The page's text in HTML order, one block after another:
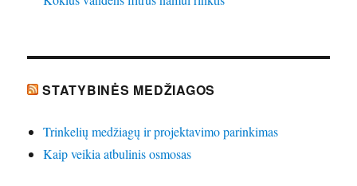
STATYBINĖS MEDŽIAGOS
Trinkelių medžiagų ir projektavimo parinkimas
Kaip veikia atbulinis osmosas